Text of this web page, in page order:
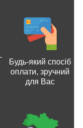
Будь-який спосіб
оплати, зручний
для Вас